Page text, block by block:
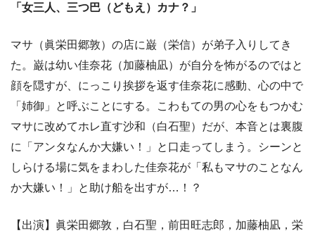
「女三人、三つ巴（どもえ）カナ？」
マサ（眞栄田郷敦）の店に巌（栄信）が弟子入りしてき
た。巌は幼い佳奈花（加藤柚凪）が自分を怖がるのではと
顔を隠すが、にっこり挨拶を返す佳奈花に感動、心の中で
「姉御」と呼ぶことにする。こわもての男の心をもつかむ
マサに改めてホレ直す沙和（白石聖）だが、本音とは裏腹
に「アンタなんか大嫌い！」と口走ってしまう。シーンと
しらける場に気をまわした佳奈花が「私もマサのことなん
か大嫌い！」と助け船を出すが…！？
【出演】眞栄田郷敦，白石聖，前田旺志郎，加藤柚凪，栄